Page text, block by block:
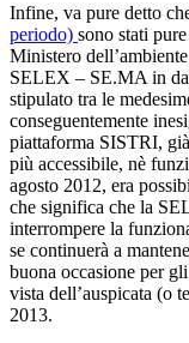
Infine, va pure detto
periodo) sono stati
Ministero
SELEX – SE.MA in
stipulato tra le
conseguentemente
piattaforma SISTRI,
più accessibile, nè
agosto 2012, era
che significa che la
interrompere la
se continuerà a
buona occasione per
vista dell’auspicata (o
2013.